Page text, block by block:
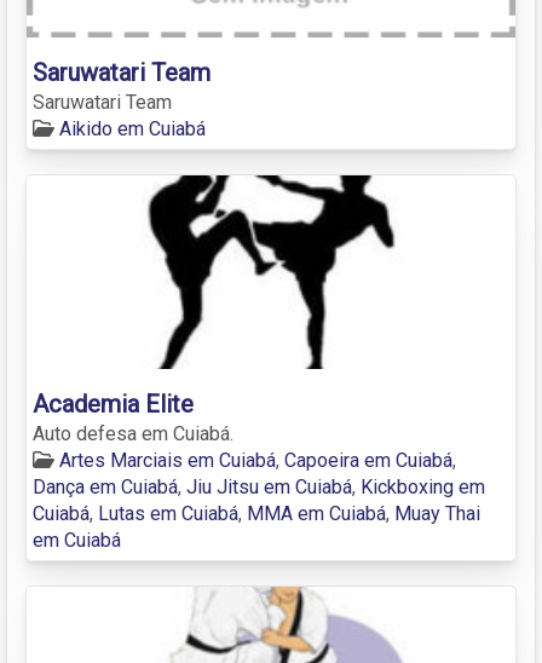
Saruwatari Team
Saruwatari Team
Aikido em Cuiabá
Academia Elite
Auto defesa em Cuiabá.
Artes Marciais em Cuiabá, Capoeira em Cuiabá,
Dança em Cuiabá, Jiu Jitsu em Cuiabá, Kickboxing em
Cuiabá, Lutas em Cuiabá, MMA em Cuiabá, Muay Thai
em Cuiabá